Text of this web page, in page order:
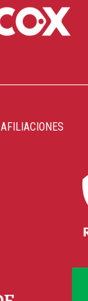
AFILIACIONES